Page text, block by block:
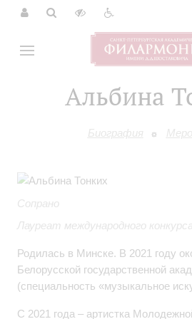
Альбина
Биография
Сопрано
Лауреат международного конкурса
Родилась в Минске. В 2021 году
Белорусской государственной
(специальность «музыкальное
С 2021 года – артистка